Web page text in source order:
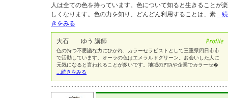
人は全ての色を持っています。色について知ると生きることが楽
しくなります。色の力を知り、どんどん利用することは、素 ...続
きをみる
大石 ゆう 講師
色の持つ不思議な力にひかれ、カラーセラピストとして三重県四日市市
で活動しています。オーラの色はエメラルドグリーン。お会いした人に
元気になると言われることが多いです。地域のPTAや企業でカラーセ�
...続きをみる